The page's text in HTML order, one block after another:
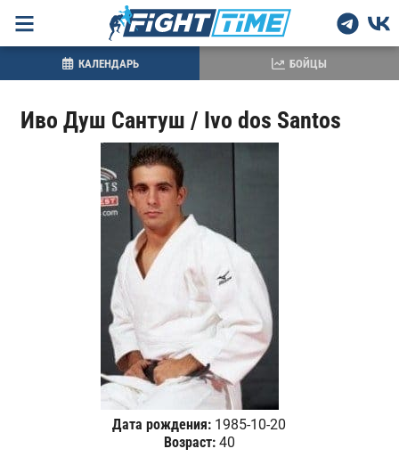
Иво Душ Сантуш / Ivo dos Santos
Дата рождения: 1985-10-20
Возраст:40
КАЛЕНДАРЬ БОЙЦЫ